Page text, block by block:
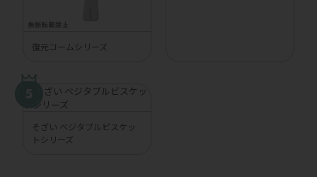
復元コームシリーズ
そざい ベジタブルビスケッ
トシリーズ